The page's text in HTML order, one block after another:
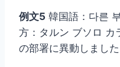
例文5 韓国語：다른
方：タルン ブソロ カ
の部署に異動しました